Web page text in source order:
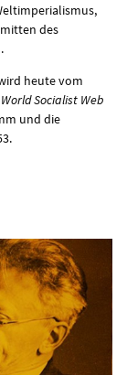
des
heute vom
World Socialist Web
und die